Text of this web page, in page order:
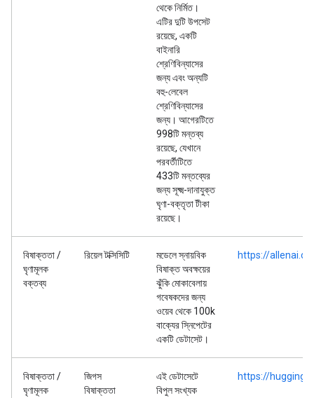
থেকে নির্মিত।
এটির দুটি উপসেট
রয়েছে, একটি
বাইনারি
শ্রেণিবিন্যাসের
জন্য এবং অন্যটি
বহু-লেবেল
শ্রেণিবিন্যাসের
জন্য। আগেরটিতে
998টি মন্তব্য
রয়েছে, যেখানে
পরবর্তীটিতে
433টি মন্তব্যের
জন্য সূক্ষ্ম-দানাযুক্ত
ঘৃণা-বক্তৃতা টীকা
রয়েছে।
বিষাক্ততা /
ঘৃণামূলক
বক্তব্য
রিয়েল টক্সিসিটি
মডেলে স্নায়বিক
বিষাক্ত অবক্ষয়ের
ঝুঁকি মোকাবেলায়
গবেষকদের জন্য
ওয়েব থেকে 100k
বাক্যের স্নিপেটের
একটি ডেটাসেট।
https://
বিষাক্ততা /
ঘৃণামূলক
জিগস
বিষাক্ততা
এই ডেটাসেটে
বিপুল সংখ্যক
https://